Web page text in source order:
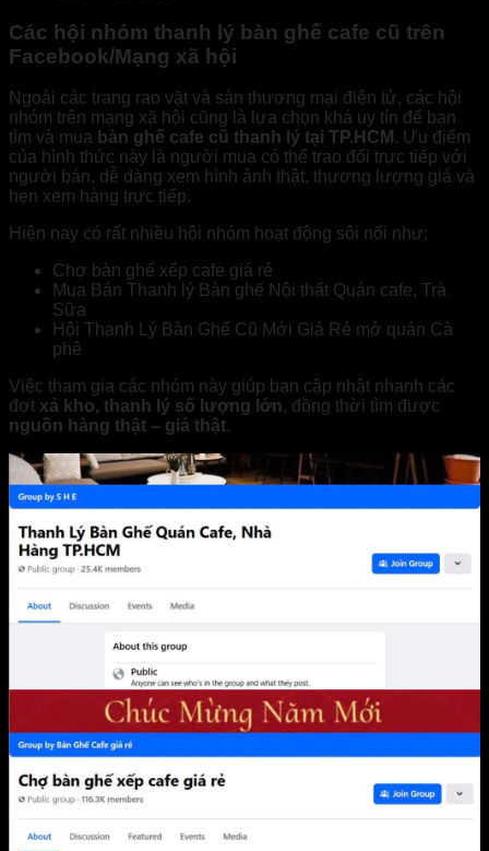
Các hội nhóm thanh lý bàn ghế cafe cũ trên
Facebook/Mạng xã hội
Ngoài các trang rao vặt và sàn thương mại điện tử, các hội
nhóm trên mạng xã hội cũng là lựa chọn khá uy tín để bạn
tìm và mua bàn ghế cafe cũ thanh lý tại TP.HCM . Ưu điểm
của hình thức này là người mua có thể trao đổi trực tiếp với
người bán, dễ dàng xem hình ảnh thật, thương lượng giá và
hẹn xem hàng trực tiếp.
Hiện nay có rất nhiều hội nhóm hoạt động sôi nổi như:
Chợ bàn ghế xếp cafe giá rẻ
Mua Bán Thanh lý Bàn ghế Nội thất Quán cafe, Trà
Sữa
Hội Thanh Lý Bàn Ghế Cũ Mới Giá Rẻ mở quán Cà
phê
Việc tham gia các nhóm này giúp bạn cập nhật nhanh các
đợt xả kho, thanh lý số lượng lớn, đồng thời tìm được
nguồn hàng thật – giá thật.